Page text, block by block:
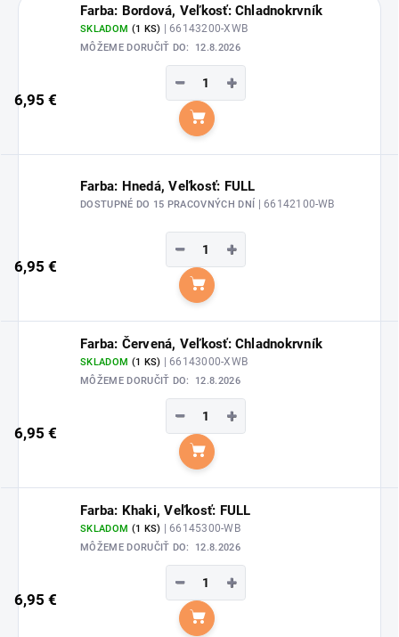
Farba: Bordová, Veľkosť: Chladnokrvník
SKLADOM (1 KS) | 66143200-XWB
MÔŽEME DORUČIŤ DO: 12.8.2026
6,95 €
+
−
Do košíka
Farba: Hnedá, Veľkosť: FULL
DOSTUPNÉ DO 15 PRACOVNÝCH DNÍ | 66142100-WB
6,95 €
+
−
Do košíka
Farba: Červená, Veľkosť: Chladnokrvník
SKLADOM (1 KS) | 66143000-XWB
MÔŽEME DORUČIŤ DO: 12.8.2026
6,95 €
+
−
Do košíka
Farba: Khaki, Veľkosť: FULL
SKLADOM (1 KS) | 66145300-WB
MÔŽEME DORUČIŤ DO: 12.8.2026
6,95 €
+
−
Do košíka